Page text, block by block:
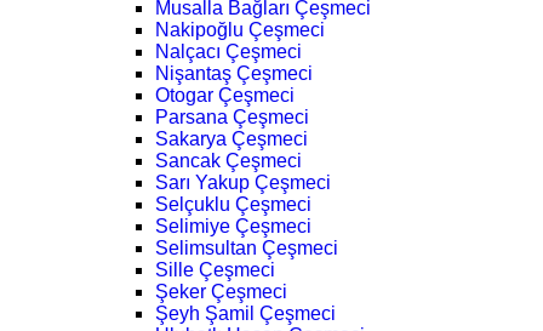
Musalla Bağları Çeşmeci
Nakipoğlu Çeşmeci
Nalçacı Çeşmeci
Nişantaş Çeşmeci
Otogar Çeşmeci
Parsana Çeşmeci
Sakarya Çeşmeci
Sancak Çeşmeci
Sarı Yakup Çeşmeci
Selçuklu Çeşmeci
Selimiye Çeşmeci
Selimsultan Çeşmeci
Sille Çeşmeci
Şeker Çeşmeci
Şeyh Şamil Çeşmeci